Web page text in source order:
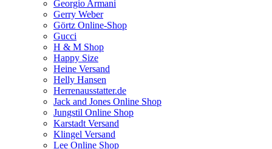
Georgio Armani
Gerry Weber
Görtz Online-Shop
Gucci
H & M Shop
Happy Size
Heine Versand
Helly Hansen
Herrenausstatter.de
Jack and Jones Online Shop
Jungstil Online Shop
Karstadt Versand
Klingel Versand
Lee Online Shop